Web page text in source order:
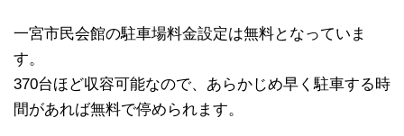
一宮市民会館の駐車場料金設定は無料となっていま
す。
370台ほど収容可能なので、あらかじめ早く駐車する時
間があれば無料で停められます。